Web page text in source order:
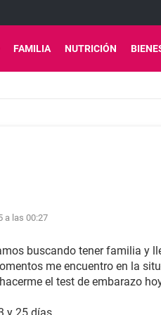
FAMILIA NUTRICIÓN
a las 00:27
buscando tener familia y
me encuentro en la
el test de embarazo